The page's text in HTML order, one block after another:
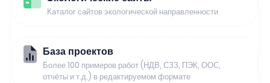
Каталог сайтов экологической направленности
База проектов
Более 100 примеров работ (НДВ, СЗЗ, ПЭК, ООС,
отчёты и т.д.) в редактируемом формате